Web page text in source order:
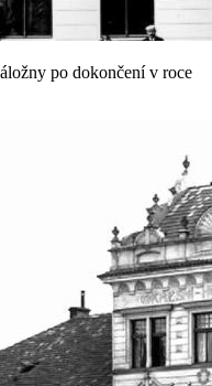
po dokončení v roce